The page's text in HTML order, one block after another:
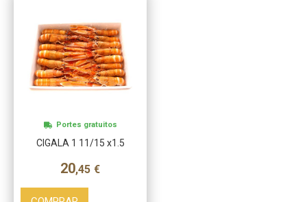
CIGALA 1 11/15 x1.5
20,45 €
Portes gratuitos